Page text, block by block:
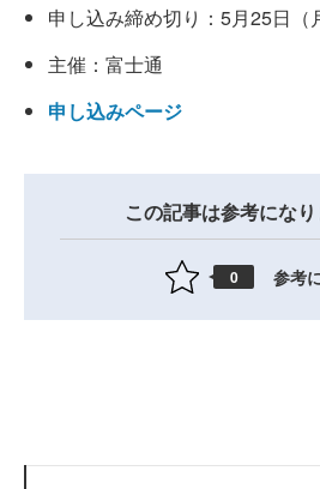
申し込み締め切り：5月25日（
主催：富士通
申し込みページ
この記事は参考にな
0 参考